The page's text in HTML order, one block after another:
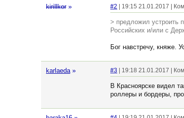
kirillkor » #2 | 19:15 21.01.2017 |
> предложил устроить
Российских и/или с
Бог навстречу, княже.
karlaeda » #3 | 19:18 21.01.2017 |
В Красноярске видел
роллеры и бордеры,